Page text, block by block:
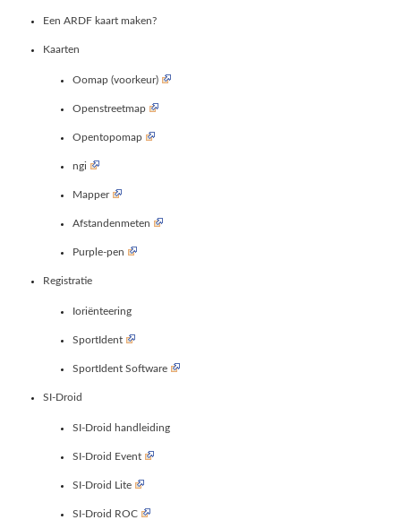
Een ARDF kaart maken?
Kaarten
Oomap (voorkeur)
Openstreetmap
Opentopomap
ngi
Mapper
Afstandenmeten
Purple-pen
Registratie
Ioriënteering
SportIdent
SportIdent Software
SI-Droid
SI-Droid handleiding
SI-Droid Event
SI-Droid Lite
SI-Droid ROC